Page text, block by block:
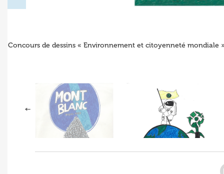
Concours de dessins « Environnement et citoyenneté mondiale